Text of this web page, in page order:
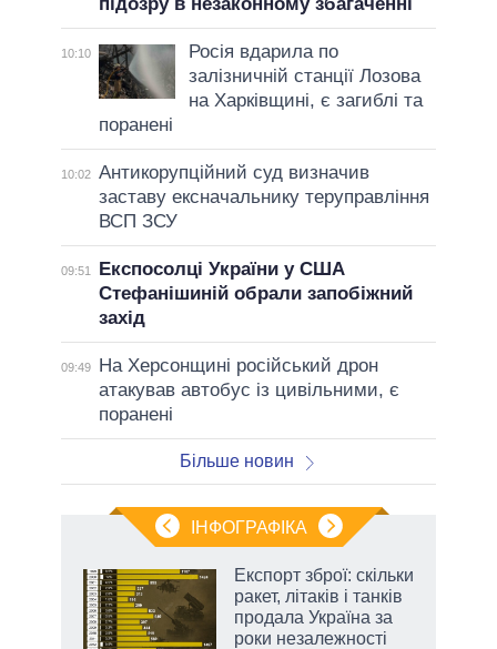
10:10
Росія вдарила по
залізничній станції Лозова
на Харківщині, є загиблі та
поранені
10:02 Антикорупційний суд визначив
заставу ексначальнику теруправління
ВСП ЗСУ
09:51
Експосолці України у США
Стефанішиній обрали запобіжний
захід
09:49
На Херсонщині російський дрон
атакував автобус із цивільними, є
поранені
Більше новин
ІНФОГРАФІКА
Експорт зброї: скільки
ракет, літаків і танків
продала Україна за
роки незалежності